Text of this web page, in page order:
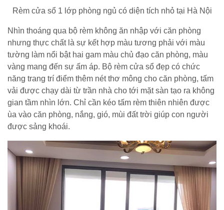
Rèm cửa sổ 1 lớp phòng ngủ có diện tích nhỏ tại Hà Nội
Nhìn thoáng qua bộ rèm không ăn nhập với căn phòng
nhưng thực chất là sự kết hợp màu tương phải với màu
tường làm nổi bật hai gam màu chủ đạo căn phòng, màu
vàng mang đến sự ấm áp. Bộ rèm cửa sổ đẹp có chức
năng trang trí điểm thêm nét thơ mông cho căn phòng, tấm
vải được chạy dài từ trần nhà cho tới mặt sàn tạo ra không
gian tầm nhìn lớn. Chỉ cần kéo tấm rèm thiên nhiên được
ùa vào căn phòng, nắng, gió, mùi đất trời giúp con người
được sảng khoái.